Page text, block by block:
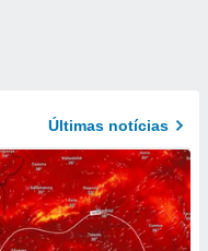
Últimas notícias